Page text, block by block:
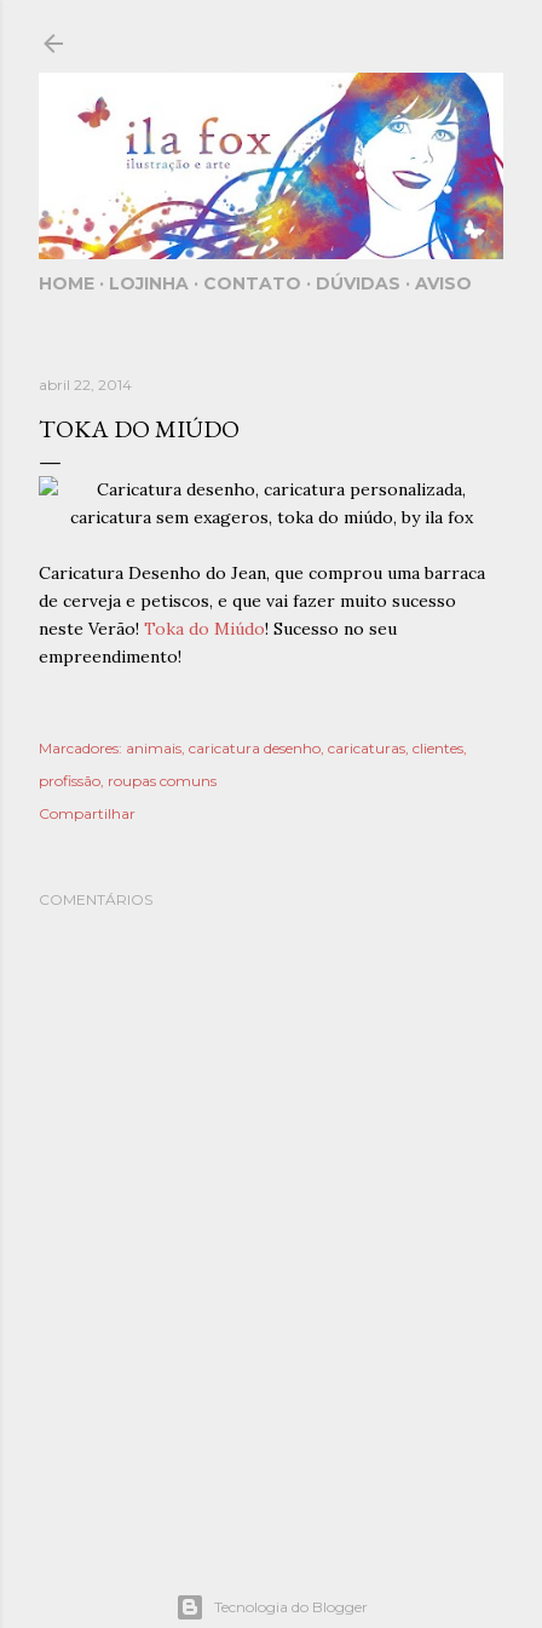
HOME LOJINHA CONTATO DÚVIDAS AVISO
abril 22, 2014
TOKA DO MIÚDO
Caricatura Desenho do Jean, que comprou uma barraca
de cerveja e petiscos, e que vai fazer muito sucesso
neste Verão! Toka do Miúdo! Sucesso no seu
empreendimento!
Marcadores: animais caricatura desenho caricaturas clientes
profissão roupas comuns
Compartilhar
COMENTÁRIOS
Tecnologia do Blogger